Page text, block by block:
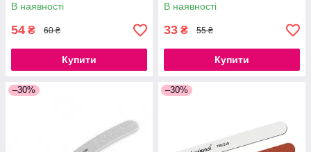
В наявності
54 ₴ 60 ₴
Купити
В наявності
33 ₴ 55 ₴
Купити
–30% –30%